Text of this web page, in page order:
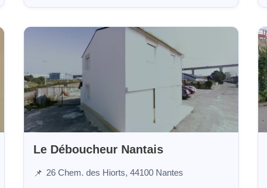
Le Déboucheur Nantais
📌 26 Chem. des Hiorts, 44100 Nantes